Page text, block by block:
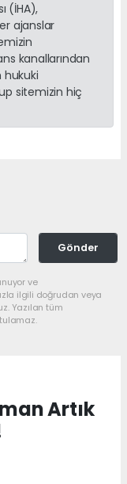
(İHA),
ajanslar
kanallarından
hukuki
sitemizin hiç
Gönder
ve
ilgili doğrudan veya
Yazılan tüm
Artık